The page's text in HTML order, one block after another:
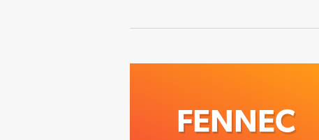
FENNEC